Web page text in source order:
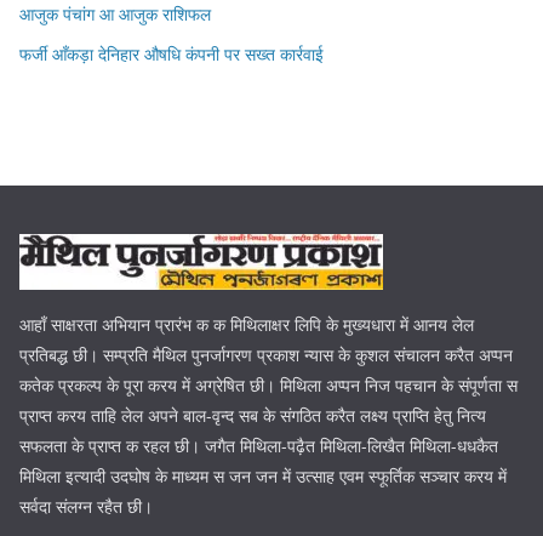
आजुक पंचांग आ आजुक राशिफल
फर्जी आँकड़ा देनिहार औषधि कंपनी पर सख्त कार्रवाई
आहाँ साक्षरता अभियान प्रारंभ क क मिथिलाक्षर लिपि के मुख्यधारा में आनय लेल
प्रतिबद्ध छी। सम्प्रति मैथिल पुनर्जागरण प्रकाश न्यास के कुशल संचालन करैत अप्पन
कतेक प्रकल्प के पूरा करय में अग्रेषित छी। मिथिला अप्पन निज पहचान के संपूर्णता स
प्राप्त करय ताहि लेल अपने बाल-वृन्द सब के संगठित करैत लक्ष्य प्राप्ति हेतु नित्य
सफलता के प्राप्त क रहल छी। जगैत मिथिला-पढ़ैत मिथिला-लिखैत मिथिला-धधकैत
मिथिला इत्यादी उदघोष के माध्यम स जन जन में उत्साह एवम स्फूर्तिक सञ्चार करय में
सर्वदा संलग्न रहैत छी।